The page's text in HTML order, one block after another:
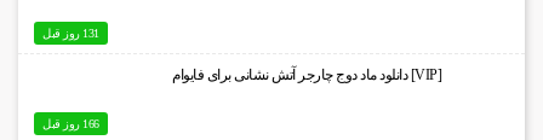
131 روز قبل
[VIP] دانلود ماد دوج چارجر آتش نشانی برای فایوام
166 روز قبل